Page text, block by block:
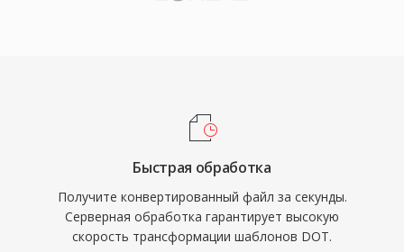
Быстрая обработка
Получите конвертированный файл за секунды.
Серверная обработка гарантирует высокую
скорость трансформации шаблонов DOT.